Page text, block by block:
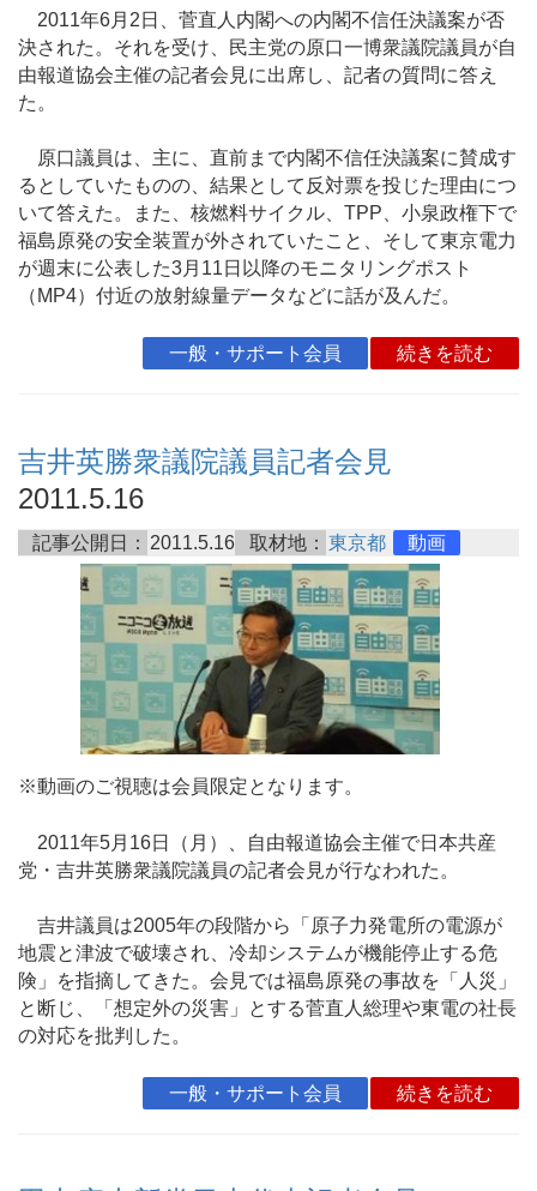
2011年6月2日、菅直人内閣への内閣不信任決議案が否
決された。それを受け、民主党の原口一博衆議院議員が自
由報道協会主催の記者会見に出席し、記者の質問に答え
た。
原口議員は、主に、直前まで内閣不信任決議案に賛成す
るとしていたものの、結果として反対票を投じた理由につ
いて答えた。また、核燃料サイクル、TPP、小泉政権下で
福島原発の安全装置が外されていたこと、そして東京電力
が週末に公表した3月11日以降のモニタリングポスト
（MP4）付近の放射線量データなどに話が及んだ。
一般・サポート会員 続きを読む
吉井英勝衆議院議員記者会見
2011.5.16
記事公開日： 2011.5.16 取材地： 東京都 動画
※動画のご視聴は会員限定となります。
2011年5月16日（月）、自由報道協会主催で日本共産
党・吉井英勝衆議院議員の記者会見が行なわれた。
吉井議員は2005年の段階から「原子力発電所の電源が
地震と津波で破壊され、冷却システムが機能停止する危
険」を指摘してきた。会見では福島原発の事故を「人災」
と断じ、「想定外の災害」とする菅直人総理や東電の社長
の対応を批判した。
一般・サポート会員 続きを読む